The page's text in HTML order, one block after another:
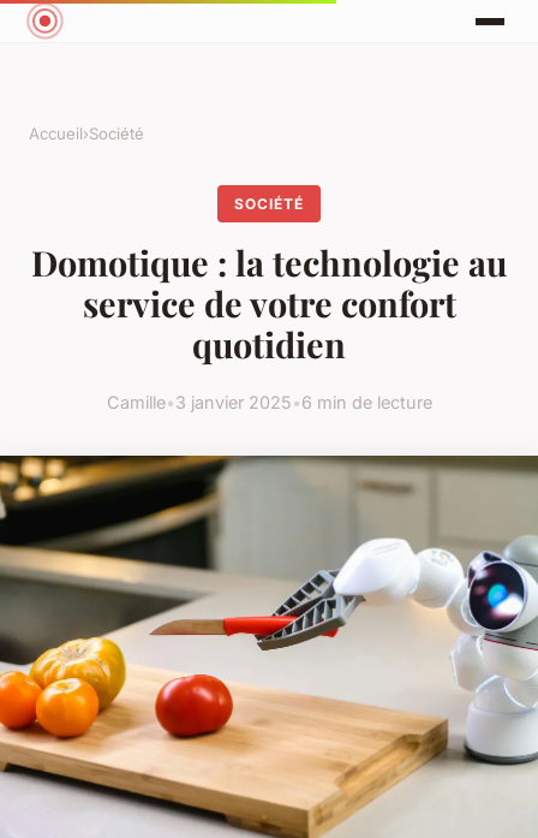
Accueil›Société
SOCIÉTÉ
Domotique : la technologie au
service de votre confort
quotidien
Camille•3 janvier 2025•6 min de lecture